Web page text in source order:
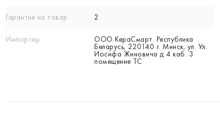
Гарантия на товар 2
Импортер
ООО КераСмарт. Республика
Беларусь, 220140 г. Минск; ул. Ул.
Иосифа Жиновича д 4 каб. 3
помещение ТС